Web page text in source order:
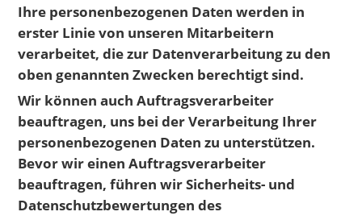
Ihre personenbezogenen Daten werden in
erster Linie von unseren Mitarbeitern
verarbeitet, die zur Datenverarbeitung zu den
oben genannten Zwecken berechtigt sind.
Wir können auch Auftragsverarbeiter
beauftragen, uns bei der Verarbeitung Ihrer
personenbezogenen Daten zu unterstützen.
Bevor wir einen Auftragsverarbeiter
beauftragen, führen wir Sicherheits- und
Datenschutzbewertungen des